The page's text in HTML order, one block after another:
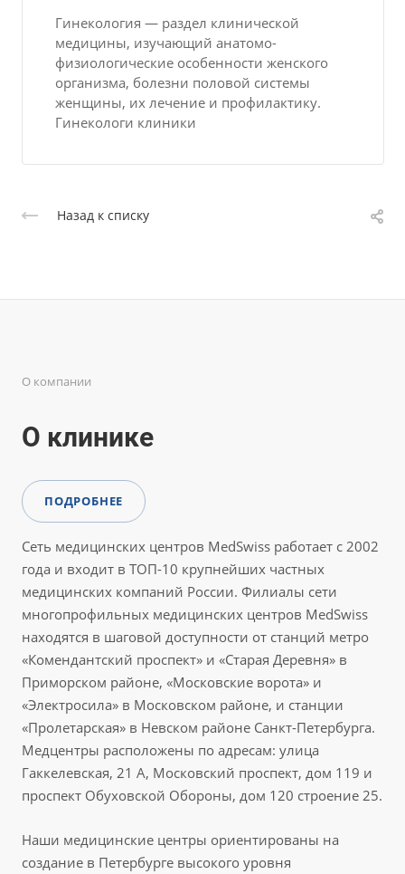
Гинекология — раздел клинической
медицины, изучающий анатомо-
физиологические особенности женского
организма, болезни половой системы
женщины, их лечение и профилактику.
Гинекологи клиники
Назад к списку
О компании
О клинике
ПОДРОБНЕЕ
Сеть медицинских центров MedSwiss работает с 2002
года и входит в ТОП-10 крупнейших частных
медицинских компаний России. Филиалы сети
многопрофильных медицинских центров MedSwiss
находятся в шаговой доступности от станций метро
«Комендантский проспект» и «Старая Деревня» в
Приморском районе, «Московские ворота» и
«Электросила» в Московском районе, и станции
«Пролетарская» в Невском районе Санкт-Петербурга.
Медцентры расположены по адресам: улица
Гаккелевская, 21 А, Московский проспект, дом 119 и
проспект Обуховской Обороны, дом 120 строение 25.
Наши медицинские центры ориентированы на
создание в Петербурге высокого уровня